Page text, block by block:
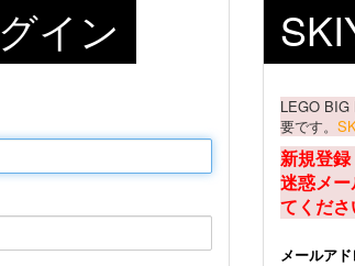
イン
LEGO BIG
要です。
新規登
迷惑メ
てくださ
メールア